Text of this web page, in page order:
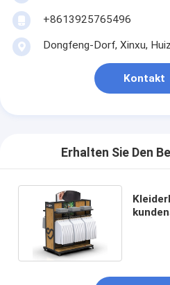
+8613925765496
Dongfeng-Dorf, Xinxu,
Kontakt
Erhalten Sie Den